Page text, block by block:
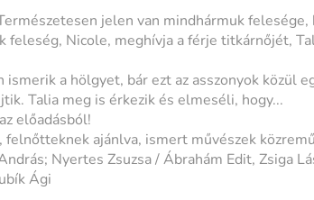
jelen van mindhármuk felesége,
Nicole, meghívja a férje titkárnőjét,
a hölgyet, bár ezt az asszonyok közül
Talia meg is érkezik és elmeséli, hogy...
előadásból!
felnőtteknek ajánlva, ismert művészek
Nyertes Zsuzsa / Ábrahám Edit, Zsiga
Ági